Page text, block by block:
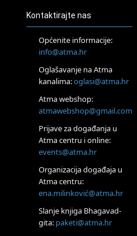
Tečaj Višeg Vodstva,
26.08.
Postanite Nositelj Vibracije
Visoko
Alemka Dauskardt –
Zagreb
HOD PO ŽERAVICI –
SoulFest – Festival glazbe,
Radoboj
Noćna šumska kupka
Zagreb
Zagreb
Kontaktirajte nas
Općenite informacije:
info@atma.hr
Oglašavanje na Atma
kanalima:oglasi@atma.hr
Atma webshop:
atmawebshop@gmail.com
Prijave za događanja u
Atma centru i online:
events@atma.hr
Organizacija događaja u
Atma centru:
ena.milinković@atma.hr
Slanje knjiga Bhagavad-
gita: paketi@atma.hr